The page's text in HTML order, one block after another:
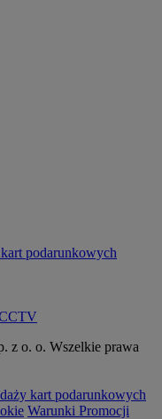
podarunkowych
z o. o. Wszelkie prawa
kart podarunkowych
Warunki Promocji